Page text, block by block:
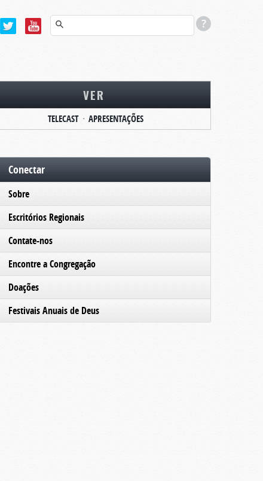
VER
TELECAST APRESENTAÇÕES
Conectar
Sobre
Escritórios Regionais
Contate-nos
Encontre a Congregação
Doações
Festivais Anuais de Deus